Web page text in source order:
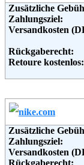
Zusätzliche
Zahlungsziel:
Versandkosten
Rückgaberecht:
Retoure kostenlos:
Weitere
Adresse:
Zusätzliche
Zahlungsziel:
Versandkosten